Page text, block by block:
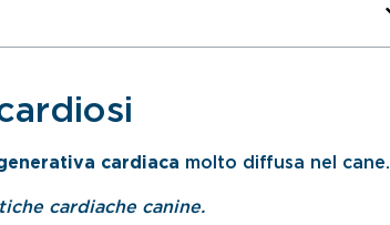
cardiaca molto diffusa nel cane.
cardiache canine.